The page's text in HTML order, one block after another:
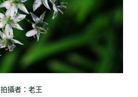
拍攝者：老王